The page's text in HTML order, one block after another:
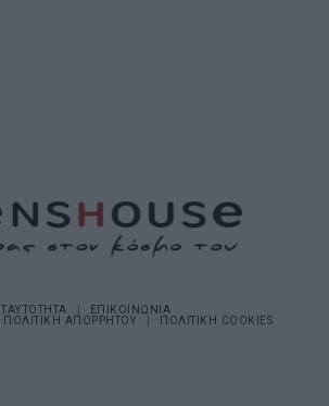
ΤΑΥΤΟΤΗΤΑ
ΕΠΙΚΟΙΝΩΝΙΑ
ΠΟΛΙΤΙΚΗ ΑΠΟΡΡΗΤΟΥ ΠΟΛΙΤΙΚΗ COOKIES